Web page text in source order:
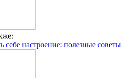
себе настроение: полезные советы